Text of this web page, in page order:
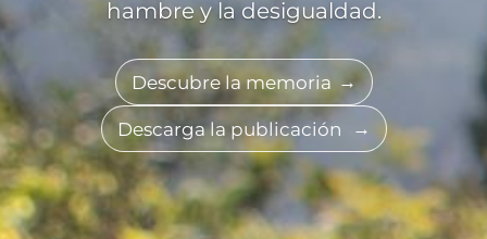
hambre y la desigualdad.
Descubre la memoria
Descarga la publicación